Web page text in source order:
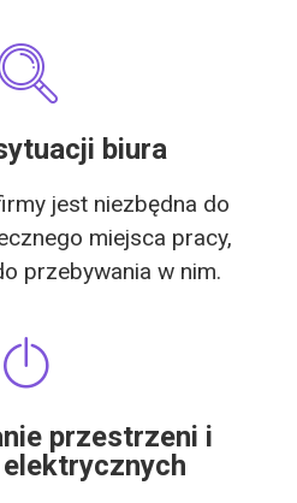
biura
jest niezbędna do
miejsca pracy,
przebywania w nim.
przestrzeni i
elektrycznych